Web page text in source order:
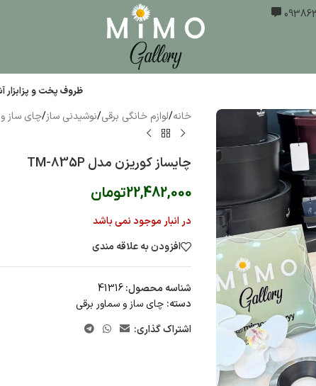
ظروف پخت و پز
خانه/لوازم خانگی برقی/نوشیدنی ساز/چای ساز
چایساز کوریزن مدل TM-835P
22,482,000تومان
در انبار موجود نمی باشد
افزودن به علاقه مندی
شناسه محصول:41316
دسته: چای ساز و سماور برقی
اشتراک گذاری: